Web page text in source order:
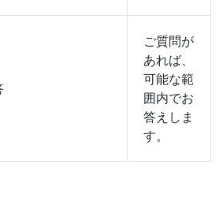
ご質問が
あれば、
可能な範
囲内でお
答えしま
す。